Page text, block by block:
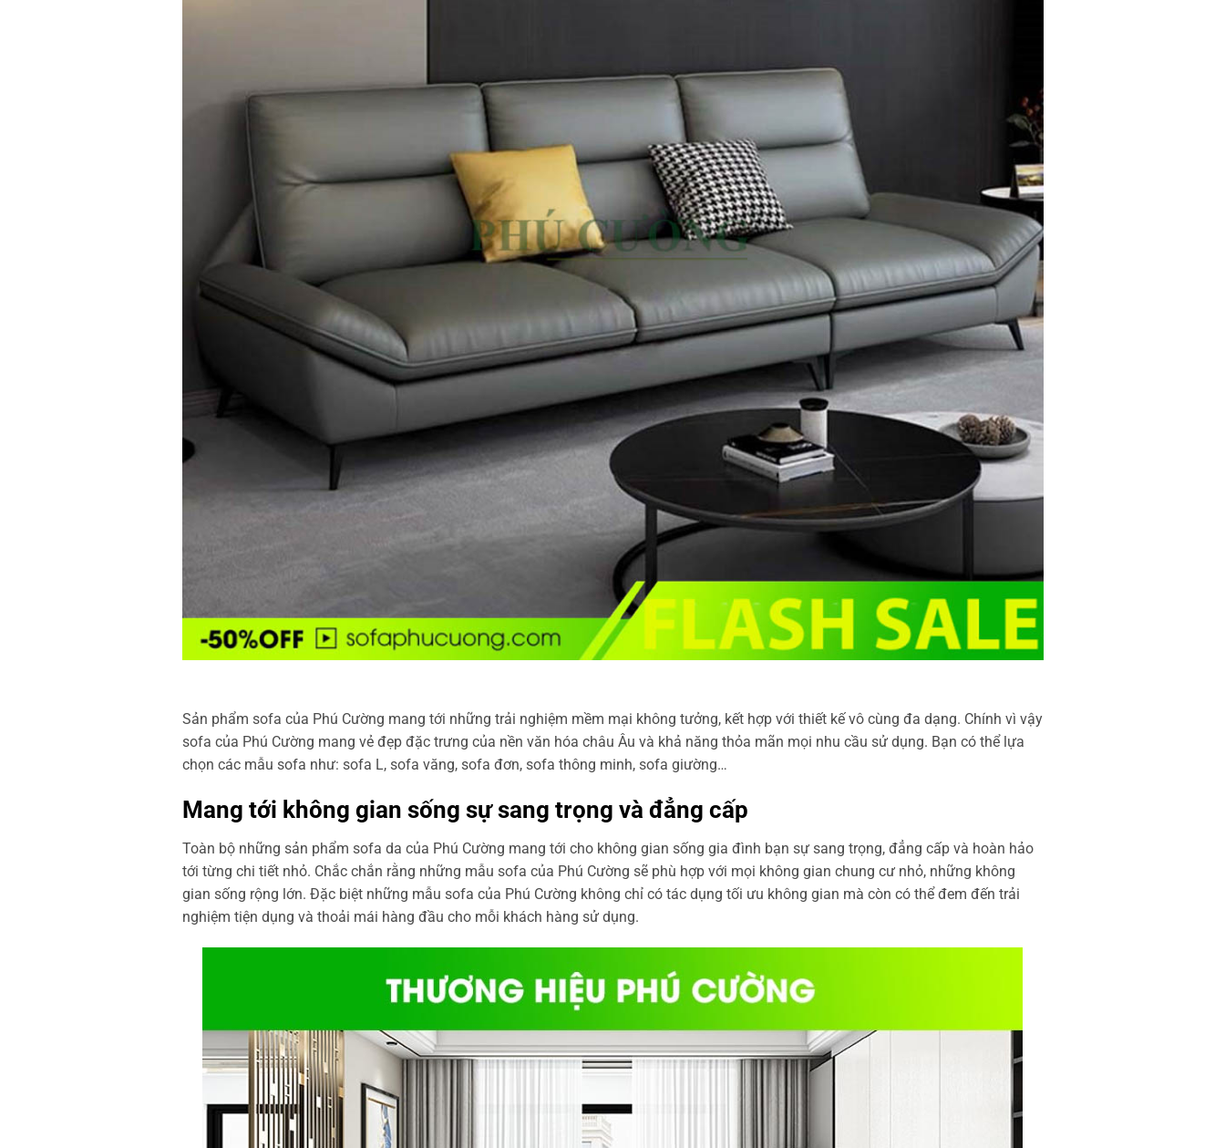
Sản phẩm sofa của Phú Cường mang tới những trải nghiệm mềm mại không tưởng, kết hợp với thiết kế vô cùng đa dạng. Chính vì vậy
sofa của Phú Cường mang vẻ đẹp đặc trưng của nền văn hóa châu Âu và khả năng thỏa mãn mọi nhu cầu sử dụng. Bạn có thể lựa
chọn các mẫu sofa như: sofa L, sofa văng, sofa đơn, sofa thông minh, sofa giường…
Mang tới không gian sống sự sang trọng và đẳng cấp
Toàn bộ những sản phẩm sofa da của Phú Cường mang tới cho không gian sống gia đình bạn sự sang trọng, đẳng cấp và hoàn hảo
tới từng chi tiết nhỏ. Chắc chắn rằng những mẫu sofa của Phú Cường sẽ phù hợp với mọi không gian chung cư nhỏ, những không
gian sống rộng lớn. Đặc biệt những mẫu sofa của Phú Cường không chỉ có tác dụng tối ưu không gian mà còn có thể đem đến trải
nghiệm tiện dụng và thoải mái hàng đầu cho mỗi khách hàng sử dụng.